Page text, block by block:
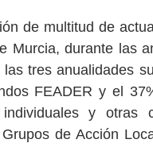
Murcia, durante las
FEADER y el
y otras
de Acción